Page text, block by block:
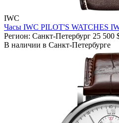
IWC
Часы IWC PILOT'S WATCHES
Регион: Санкт-Петербург 25 500
В наличии в Санкт-Петербурге